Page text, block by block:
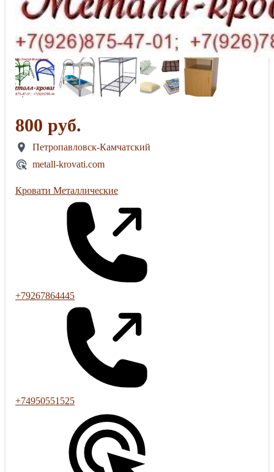
800 руб.
Петропавловск-Камчатский
metall-krovati.com
Кровати Металлические
+79267864445
+74950551525